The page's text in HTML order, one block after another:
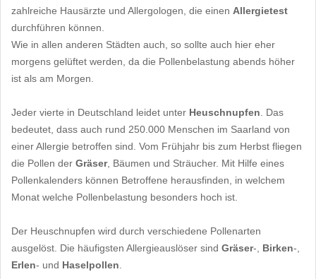
zahlreiche Hausärzte und Allergologen, die einen Allergietest
durchführen können.
Wie in allen anderen Städten auch, so sollte auch hier eher
morgens gelüftet werden, da die Pollenbelastung abends höher
ist als am Morgen.
Jeder vierte in Deutschland leidet unter Heuschnupfen . Das
bedeutet, dass auch rund 250.000 Menschen im Saarland von
einer Allergie betroffen sind. Vom Frühjahr bis zum Herbst fliegen
die Pollen der Gräser, Bäumen und Sträucher. Mit Hilfe eines
Pollenkalenders können Betroffene herausfinden, in welchem
Monat welche Pollenbelastung besonders hoch ist.
Der Heuschnupfen wird durch verschiedene Pollenarten
ausgelöst. Die häufigsten Allergieauslöser sind Gräser-, Birken-,
Erlen- und Haselpollen